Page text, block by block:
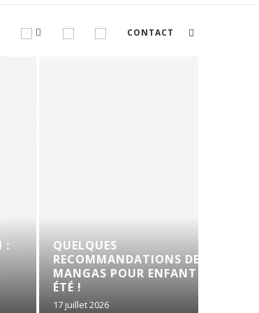
CONTACT
QUELQUES
RECOMMANDATIONS DE
MANGAS POUR ENFANT CET
17 juillet 2026